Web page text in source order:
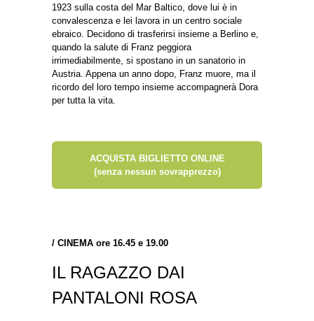
1923 sulla costa del Mar Baltico, dove lui è in
convalescenza e lei lavora in un centro sociale
ebraico. Decidono di trasferirsi insieme a Berlino e,
quando la salute di Franz peggiora
irrimediabilmente, si spostano in un sanatorio in
Austria. Appena un anno dopo, Franz muore, ma il
ricordo del loro tempo insieme accompagnerà Dora
per tutta la vita.
ACQUISTA BIGLIETTO ONLINE
(senza nessun sovrapprezzo)
/ CINEMA ore 16.45 e 19.00
IL RAGAZZO DAI
PANTALONI ROSA